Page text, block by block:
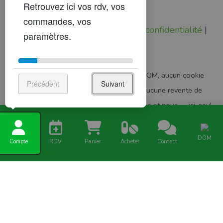
Mentions légales Politique de confidentialité |
Pas de pub, pas de pistage.Chez VETDOM, aucun cookie
publicitaire, aucun traceur analytique, aucune revente de
données. Votre navigation reste entre vous et nous — ici, seul
votre chat vous espionne.
Compte RDV Panier Acheter Contact DÖM
Précédent Suivant